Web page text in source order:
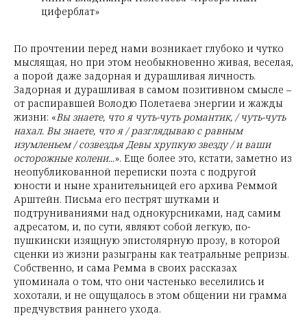
циферблат»
По прочтении перед нами возникает глубоко и чутко
мыслящая, но при этом необыкновенно живая, веселая,
а порой даже задорная и дурашливая личность.
Задорная и дурашливая в самом позитивном смысле –
от распиравшей Володю Полетаева энергии и жажды
жизни: «Вы знаете, что я чуть-чуть романтик, / чуть-чуть
нахал. Вы знаете, что я / разглядываю с равным
изумленьем / созвездья Девы хрупкую звезду / и ваши
осторожные колени...». Еще более это, кстати, заметно из
неопубликованной переписки поэта с подругой
юности и ныне хранительницей его архива Реммой
Арштейн. Письма его пестрят шутками и
подтруниваниями над однокурсниками, над самим
адресатом, и, по сути, являют собой легкую, по-
пушкински изящную эпистолярную прозу, в которой
сценки из жизни разыграны как театральные репризы.
Собственно, и сама Ремма в своих рассказах
упоминала о том, что они частенько веселились и
хохотали, и не ощущалось в этом общении ни грамма
предчувствия раннего ухода.